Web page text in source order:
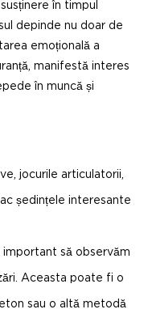
în timpul
depinde nu doar de
emoțională a
manifestă interes
în muncă și
jocurile articulatorii,
ședințele interesante
important să observăm
Aceasta poate fi o
sau o altă metodă